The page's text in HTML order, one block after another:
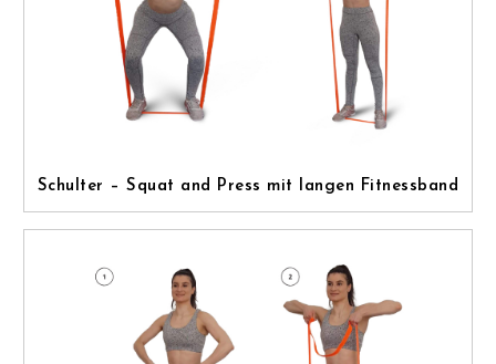
Schulter – Squat and Press mit langen Fitnessband